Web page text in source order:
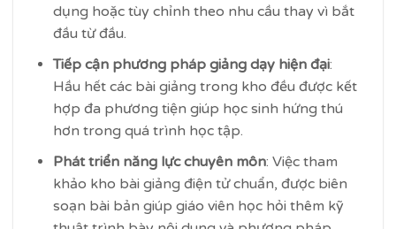
dụng hoặc tùy chỉnh theo nhu cầu thay vì bắt
đầu từ đầu.
Tiếp cận phương pháp giảng dạy hiện đại:
Hầu hết các bài giảng trong kho đều được kết
hợp đa phương tiện giúp học sinh hứng thú
hơn trong quá trình học tập.
Phát triển năng lực chuyên môn: Việc tham
khảo kho bài giảng điện tử chuẩn, được biên
soạn bài bản giúp giáo viên học hỏi thêm kỹ